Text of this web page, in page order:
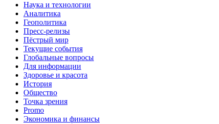
Наука и технологии
Аналитика
Геополитика
Пресс-релизы
Пёстрый мир
Текущие события
Глобальные вопросы
Для информации
Здоровье и красота
История
Общество
Точка зрения
Promo
Экономика и финансы